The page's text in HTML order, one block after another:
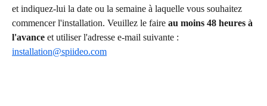
et indiquez-lui la date ou la semaine à laquelle vous souhaitez
commencer l'installation. Veuillez le faire au moins 48 heures à
l'avance et utiliser l'adresse e-mail suivante :
installation@spiideo.com